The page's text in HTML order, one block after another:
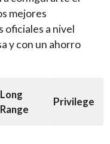
mejores
oficiales a nivel
y con un ahorro
Long
Range
Privilege